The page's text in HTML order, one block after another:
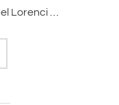
Lorenci …